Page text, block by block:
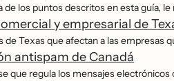
los puntos descritos en esta guía,
y empresarial de
de Texas que afectan a las empresas
antispam de Canadá
que regula los mensajes